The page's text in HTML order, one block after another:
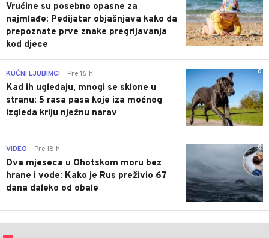
Vrućine su posebno opasne za
najmlađe: Pedijatar objašnjava kako da
prepoznate prve znake pregrijavanja
kod djece
0
KUĆNI LJUBIMCI Pre 16 h
Kad ih ugledaju, mnogi se sklone u
stranu: 5 rasa pasa koje iza moćnog
izgleda kriju nježnu narav
0
VIDEO Pre 18 h
Dva mjeseca u Ohotskom moru bez
hrane i vode: Kako je Rus preživio 67
dana daleko od obale